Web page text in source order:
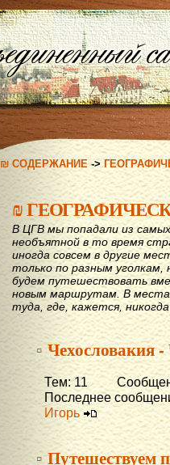
₪ СОДЕРЖАНИЕ->
₪
В ЦГВ мы попадали из
необъятной в то время
иногда совсем в другие
только по разным
будем путешествовать
новым маршрутам. В
туда, где, кажется,
▫ Чехословакия
Тем: 11
Последнее
Игорь
▫ Путешествуем